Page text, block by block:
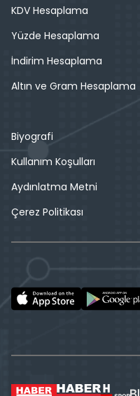
KDV Hesaplama
Yüzde Hesaplama
İndirim Hesaplama
Altın ve Gram Hesaplama
Biyografi
Kullanım Koşulları
Aydınlatma Metni
Çerez Politikası